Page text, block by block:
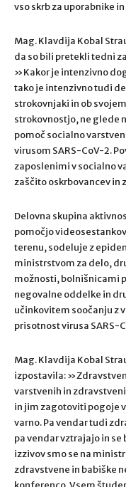
vso skrb za uporabnike
Mag. Klavdija Kobal
da so bili pretekli tedni
»Kakor je intenzivno
tako je intenzivno tudi
strokovnjaki in ob
strokovnostjo, ne glede
pomoč socialno
virusom SARS-CoV-2.
zaposlenimi v socialno
zaščito oskrbovancev in
Delovna skupina
pomočjo
terenu, sodeluje z
ministrstvom za delo,
možnosti, bolnišnicami
negovalne oddelke in
učinkovitem soočanju z
prisotnost virusa SARS-
Mag. Klavdija Kobal
izpostavila:
varstvenih in
in jim zagotoviti pogoje
varno. Pa vendar tudi
pa vendar vztrajajo in
izzivov smo se na
zdravstvene in babiške